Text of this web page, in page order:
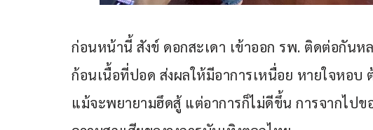
ก่อนหน้านี้ สังข์ ดอกสะเดา เข้าออก รพ. ติดต่อกันห
ก้อนเนื้อที่ปอด ส่งผลให้มีอาการเหนื่อย หายใจหอบ
แม้จะพยายามฮึดสู้ แต่อาการก็ไม่ดีขึ้น การจากไปข